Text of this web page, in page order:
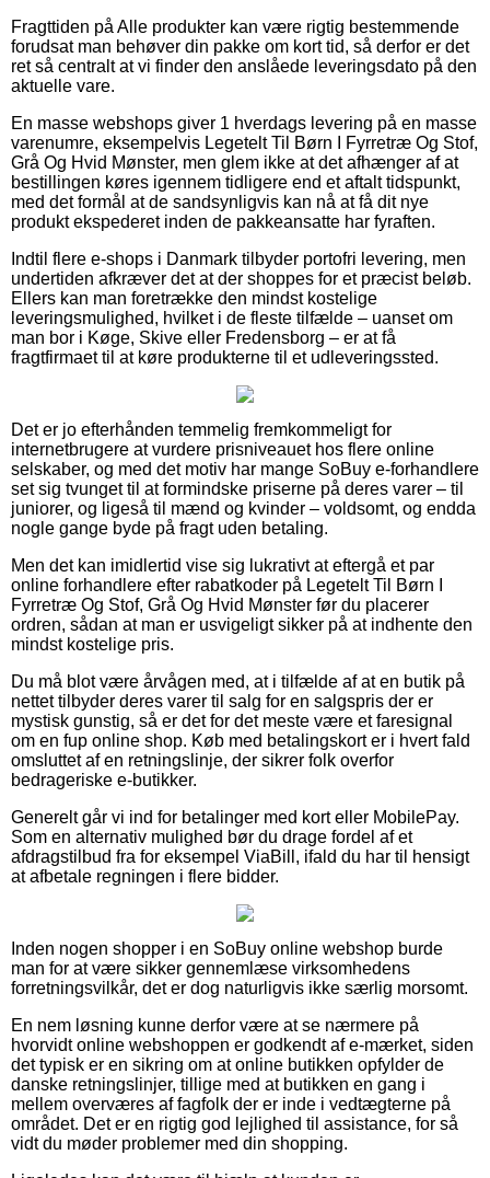
Fragttiden på Alle produkter kan være rigtig bestemmende
forudsat man behøver din pakke om kort tid, så derfor er det
ret så centralt at vi finder den anslåede leveringsdato på den
aktuelle vare.
En masse webshops giver 1 hverdags levering på en masse
varenumre, eksempelvis Legetelt Til Børn I Fyrretræ Og Stof,
Grå Og Hvid Mønster, men glem ikke at det afhænger af at
bestillingen køres igennem tidligere end et aftalt tidspunkt,
med det formål at de sandsynligvis kan nå at få dit nye
produkt ekspederet inden de pakkeansatte har fyraften.
Indtil flere e-shops i Danmark tilbyder portofri levering, men
undertiden afkræver det at der shoppes for et præcist beløb.
Ellers kan man foretrække den mindst kostelige
leveringsmulighed, hvilket i de fleste tilfælde – uanset om
man bor i Køge, Skive eller Fredensborg – er at få
fragtfirmaet til at køre produkterne til et udleveringssted.
Det er jo efterhånden temmelig fremkommeligt for
internetbrugere at vurdere prisniveauet hos flere online
selskaber, og med det motiv har mange SoBuy e-forhandlere
set sig tvunget til at formindske priserne på deres varer – til
juniorer, og ligeså til mænd og kvinder – voldsomt, og endda
nogle gange byde på fragt uden betaling.
Men det kan imidlertid vise sig lukrativt at eftergå et par
online forhandlere efter rabatkoder på Legetelt Til Børn I
Fyrretræ Og Stof, Grå Og Hvid Mønster før du placerer
ordren, sådan at man er usvigeligt sikker på at indhente den
mindst kostelige pris.
Du må blot være årvågen med, at i tilfælde af at en butik på
nettet tilbyder deres varer til salg for en salgspris der er
mystisk gunstig, så er det for det meste være et faresignal
om en fup online shop. Køb med betalingskort er i hvert fald
omsluttet af en retningslinje, der sikrer folk overfor
bedrageriske e-butikker.
Generelt går vi ind for betalinger med kort eller MobilePay.
Som en alternativ mulighed bør du drage fordel af et
afdragstilbud fra for eksempel ViaBill, ifald du har til hensigt
at afbetale regningen i flere bidder.
Inden nogen shopper i en SoBuy online webshop burde
man for at være sikker gennemlæse virksomhedens
forretningsvilkår, det er dog naturligvis ikke særlig morsomt.
En nem løsning kunne derfor være at se nærmere på
hvorvidt online webshoppen er godkendt af e-mærket, siden
det typisk er en sikring om at online butikken opfylder de
danske retningslinjer, tillige med at butikken en gang i
mellem overværes af fagfolk der er inde i vedtægterne på
området. Det er en rigtig god lejlighed til assistance, for så
vidt du møder problemer med din shopping.